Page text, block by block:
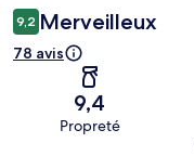
9,2 Merveilleux
78 avis
9,4
Propreté